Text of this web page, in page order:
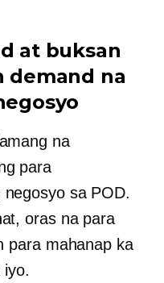
at buksan
demand na
na
para
sa POD.
oras na para
para mahanap ka
iyo.